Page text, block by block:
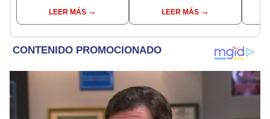
incompatible y falsedad
ideológica
LEER MÁS LEER MÁS